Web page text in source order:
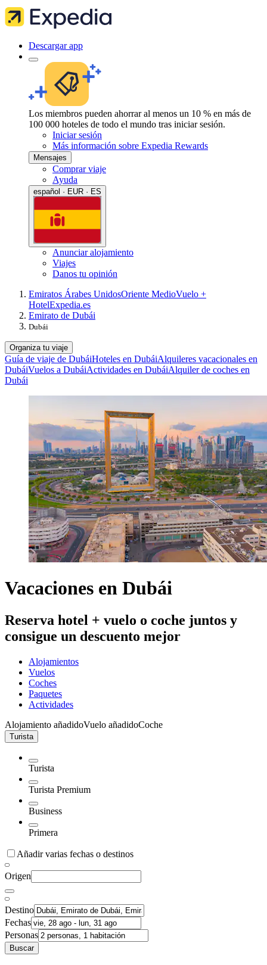
Descargar app
Los miembros pueden ahorrar al menos un 10 % en más de
100 000 hoteles de todo el mundo tras iniciar sesión.
Iniciar sesión
Más información sobre Expedia Rewards
Mensajes
Comprar viaje
Ayuda
español · EUR · ES
Anunciar alojamiento
Viajes
Danos tu opinión
Emiratos Árabes UnidosOriente MedioVuelo +
HotelExpedia.es
Emirato de Dubái
Dubái
Organiza tu viaje
Guía de viaje de DubáiHoteles en DubáiAlquileres vacacionales en
DubáiVuelos a DubáiActividades en DubáiAlquiler de coches en
Dubái
Vacaciones en Dubái
Reserva hotel + vuelo o coche juntos y
consigue un descuento mejor
Alojamientos
Vuelos
Coches
Paquetes
Actividades
Alojamiento añadidoVuelo añadidoCoche
Turista
Turista
Turista Premium
Business
Primera
Añadir varias fechas o destinos
Origen
Destino
Fechas
Personas
Buscar